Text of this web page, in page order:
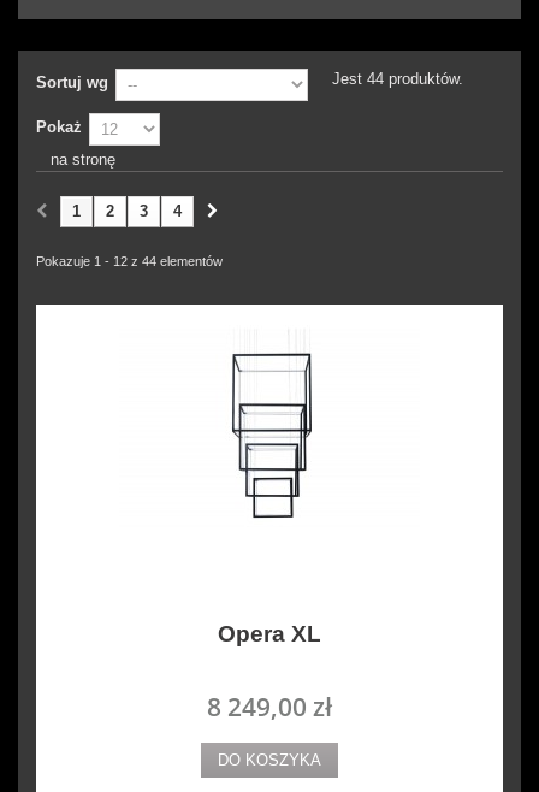
Sortuj wg
Pokaż
na stronę
Jest 44 produktów.
1 2 3 4
Pokazuje 1 - 12 z 44 elementów
Opera XL
8 249,00 zł
DO KOSZYKA